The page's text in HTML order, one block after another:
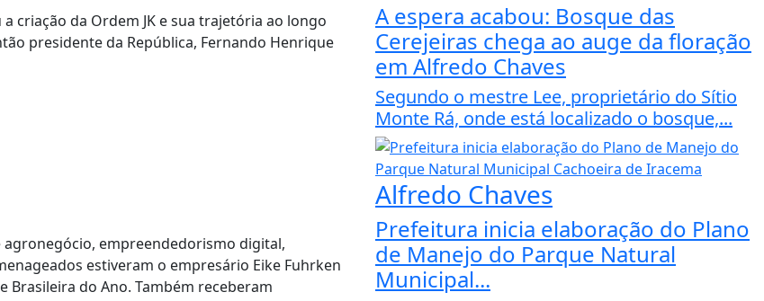
criação da Ordem JK e sua trajetória ao longo
presidente da República, Fernando Henrique
empreendedorismo digital,
estiveram o empresário Eike Fuhrken
Brasileira do Ano. Também receberam
A espera acabou: Bosque das
Cerejeiras chega ao auge da floração
em Alfredo Chaves
Segundo o mestre Lee, proprietário do Sítio
Monte Rá, onde está localizado o bosque,...
Alfredo Chaves
Prefeitura inicia elaboração do Plano
de Manejo do Parque Natural
Municipal...